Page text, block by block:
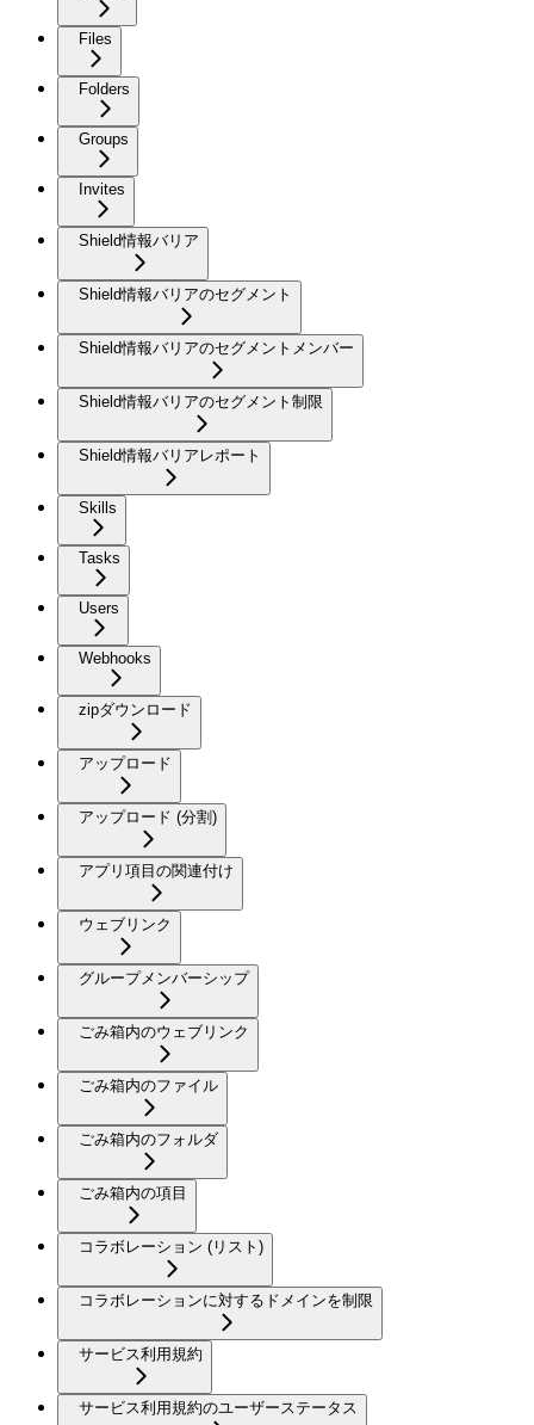
Files
Folders
Groups
Invites
Shield情報バリア
Shield情報バリアのセグメント
Shield情報バリアのセグメントメンバー
Shield情報バリアのセグメント制限
Shield情報バリアレポート
Skills
Tasks
Users
Webhooks
zipダウンロード
アップロード
アップロード (分割)
アプリ項目の関連付け
ウェブリンク
グループメンバーシップ
ごみ箱内のウェブリンク
ごみ箱内のファイル
ごみ箱内のフォルダ
ごみ箱内の項目
コラボレーション (リスト)
コラボレーションに対するドメインを制限
サービス利用規約
サービス利用規約のユーザーステータス